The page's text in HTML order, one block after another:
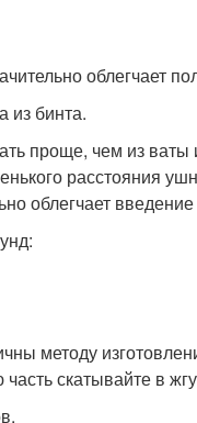
облегчает
из бинта.
проще, чем из
расстояния
облегчает
методу
скатывайте в